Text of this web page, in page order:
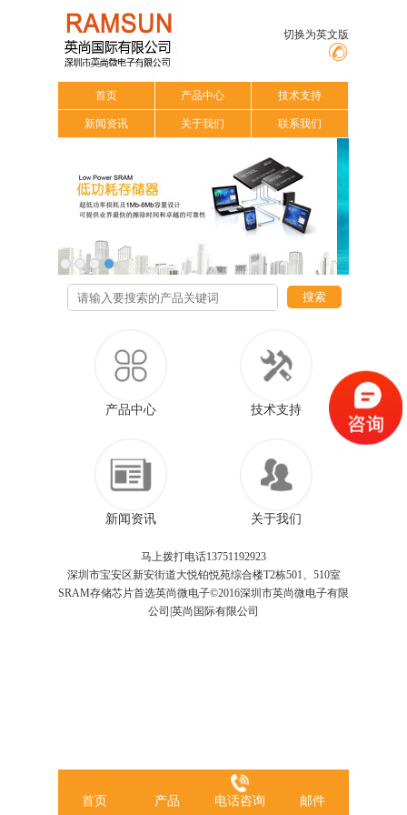
切换为英文版
首页 产品中心 技术支持
新闻资讯 关于我们 联系我们
搜索
产品中心 技术支持
新闻资讯 关于我们
马上拨打电话13751192923
深圳市宝安区新安街道大悦铂悦苑综合楼T2栋501、510室
SRAM存储芯片首选英尚微电子©2016深圳市英尚微电子有限
公司|英尚国际有限公司
首页 产品 电话咨询 邮件